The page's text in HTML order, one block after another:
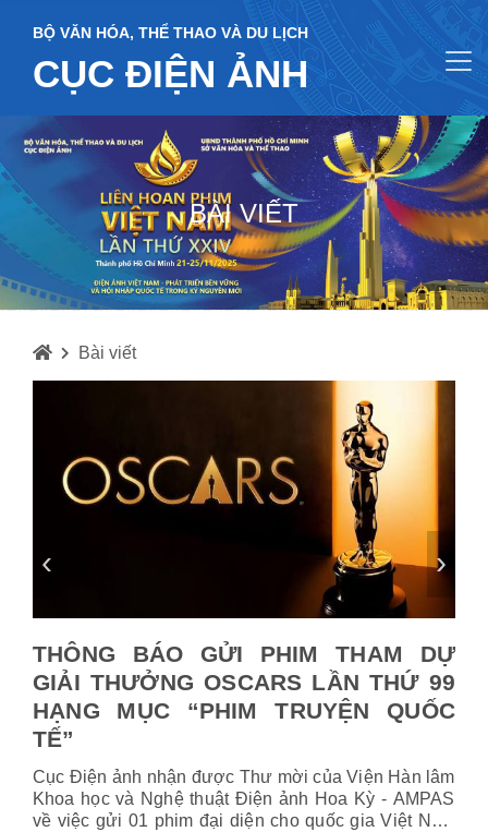
BỘ VĂN HÓA, THỂ THAO VÀ DU LỊCH
CỤC ĐIỆN ẢNH
BÀI VIẾT
Bài viết
THÔNG BÁO GỬI PHIM THAM DỰ
GIẢI THƯỞNG OSCARS LẦN THỨ 99
HẠNG MỤC “PHIM TRUYỆN QUỐC
TẾ”
Cục Điện ảnh nhận đ­ược Thư mời của Viện Hàn lâm
Khoa học và Nghệ thuật Điện ảnh Hoa Kỳ - AMPAS
về việc gửi 01 phim đại diện cho quốc gia Việt Nam
‹ ›